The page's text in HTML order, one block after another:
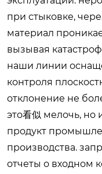
при стыковке,
материал
вызывая
наши линии
контроля
отклонение не
это看似 мелочь, но
продукт
производства.
отчеты о входном